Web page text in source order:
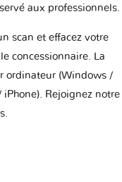
aux professionnels.
scan et effacez votre
concessionnaire. La
ordinateur (Windows /
Rejoignez notre